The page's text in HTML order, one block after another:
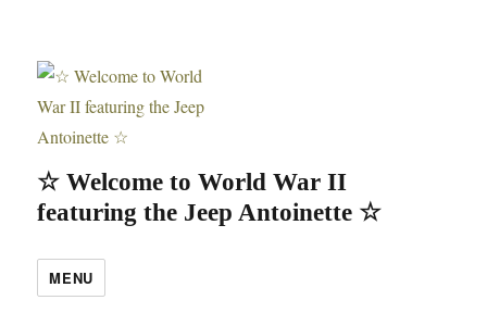
☆ Welcome to World War II
featuring the Jeep Antoinette ☆
MENU